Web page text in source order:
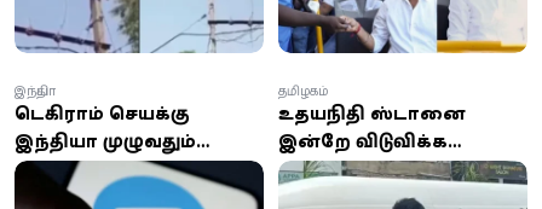
டெலிகிராம் செயலிக்கு
இந்தியா முழுவதும்
தற்காலிகத் தடை
இந்தியா
உதயநிதி ஸ்டாலினை
இன்றே விடுவிக்க
சென்னை உயர்
நீதிமன்றம் அதிரடி
தமிழகம்